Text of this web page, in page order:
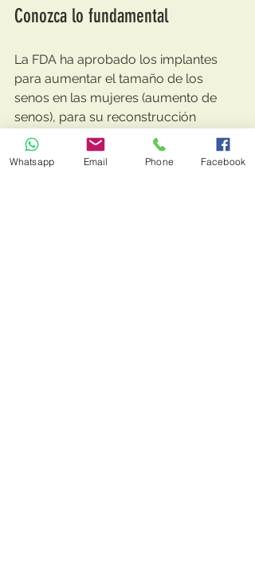
Conozca lo fundamental
La FDA ha aprobado los implantes
para aumentar el tamaño de los
senos en las mujeres (aumento de
senos), para su reconstrucción
después de una cirugía de cáncer de
seno o de sufrir un trauma, y para
Whatsapp Email Phone Facebook